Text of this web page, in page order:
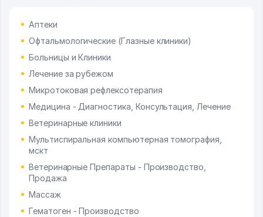
Аптеки
Офтальмологические (Глазные клиники)
Больницы и Клиники
Лечение за рубежом
Микротоковая рефлексотерапия
Медицина - Диагностика, Консультация, Лечение
Ветеринарные клиники
Мультиспиральная компьютерная томография,
мскт
Ветеринарные Препараты - Производство,
Продажа
Массаж
Гематоген - Производство